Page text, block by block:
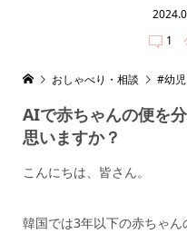
1
おしゃべり・相談 #幼児
AIで赤ちゃんの便を
思いますか？
こんにちは、皆さん。
韓国では3年以下の赤ちゃ